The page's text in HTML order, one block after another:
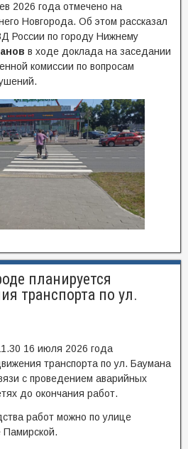
2026 года отмечено на
Новгорода. Об этом рассказал
России по городу Нижнему
в ходе доклада на заседании
комиссии по вопросам
планируется
транспорта по ул.
16 июля 2026 года
транспорта по ул. Баумана
с проведением аварийных
до окончания работ.
работ можно по улице
Памирской.